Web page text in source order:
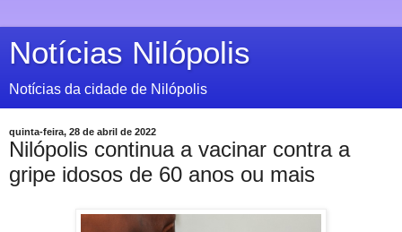
Notícias Nilópolis
Notícias da cidade de Nilópolis
quinta-feira, 28 de abril de 2022
Nilópolis continua a vacinar contra a
gripe idosos de 60 anos ou mais